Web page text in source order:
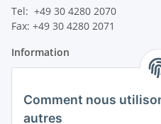
Comment nous
autres
Tel: +49 30 4280 2070
Fax: +49 30 4280 2071
Information